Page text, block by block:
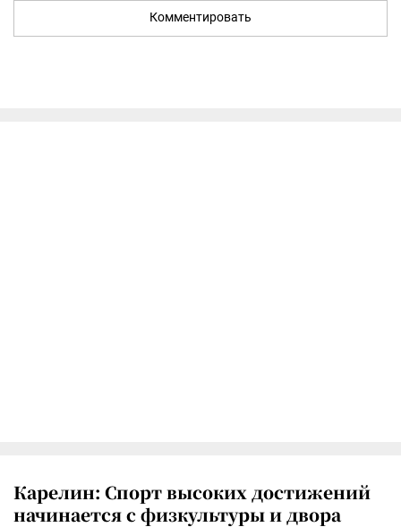
Комментировать
Карелин: Спорт высоких достижений
начинается с физкультуры и двора